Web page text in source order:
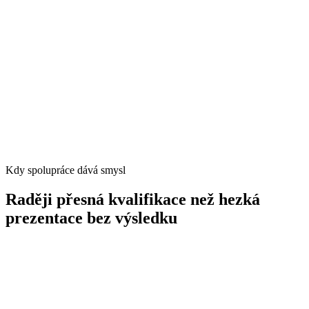
Kdy spolupráce dává smysl
Raději přesná kvalifikace než hezká
prezentace bez výsledku